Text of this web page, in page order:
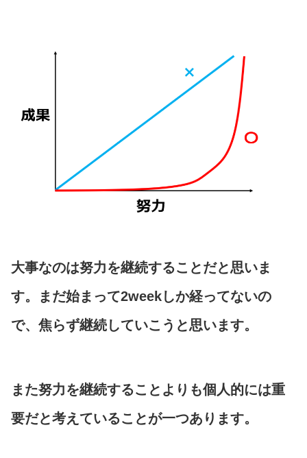
大事なのは努力を継続することだと思いま
す。まだ始まって2weekしか経ってないの
で、焦らず継続していこうと思います。
また努力を継続することよりも個人的には重
要だと考えていることが一つあります。